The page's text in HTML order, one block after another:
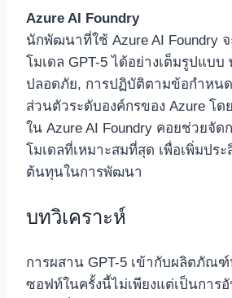
Azure AI Foundry
นักพัฒนาที่ใช้ Azure AI Foundry จ
โมเดล GPT-5 ได้อย่างเต็มรูปแบ
ปลอดภัย, การปฏิบัติตามข้อกำหน
ส่วนตัวระดับองค์กรของ Azure โด
ใน Azure AI Foundry คอยช่วยจัด
โมเดลที่เหมาะสมที่สุด เพื่อเพิ่มปร
ต้นทุนในการพัฒนา
บทวิเคราะห์
การผสาน GPT-5 เข้ากับผลิตภัณ
ซอฟท์ในครั้งนี้ไม่เพียงแต่เป็นการ